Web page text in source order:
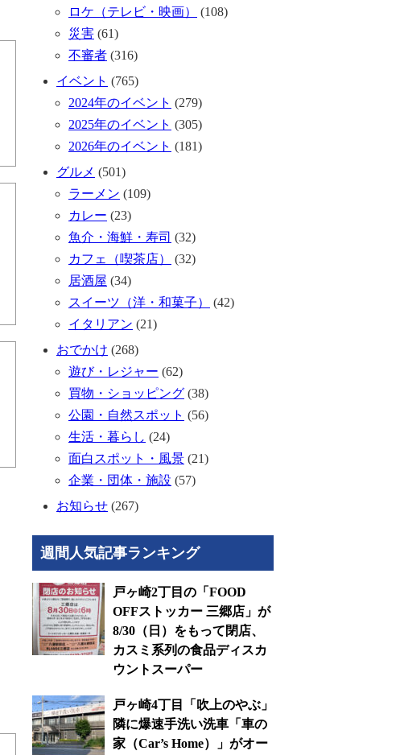
ロケ（テレビ・映画）
(108)
災害 (61)
不審者 (316)
イベント (765)
2024年のイベント (279)
2025年のイベント (305)
2026年のイベント (181)
グルメ (501)
ラーメン (109)
カレー (23)
魚介・海鮮・寿司 (32)
カフェ（喫茶店）
(32)
居酒屋 (34)
スイーツ（洋・和菓子）
(42)
イタリアン (21)
おでかけ (268)
遊び・レジャー (62)
買物・ショッピング (38)
公園・自然スポット (56)
生活・暮らし (24)
面白スポット・風景 (21)
企業・団体・施設 (57)
お知らせ (267)
週間人気記事ランキング
戸ヶ崎2丁目の「FOOD
OFFストッカー 三郷店」が
8/30（日）をもって閉店、
カスミ系列の食品ディスカ
ウントスーパー
戸ヶ崎4丁目「吹上のやぶ」
隣に爆速手洗い洗車「車の
家（Car’s Home）」がオー